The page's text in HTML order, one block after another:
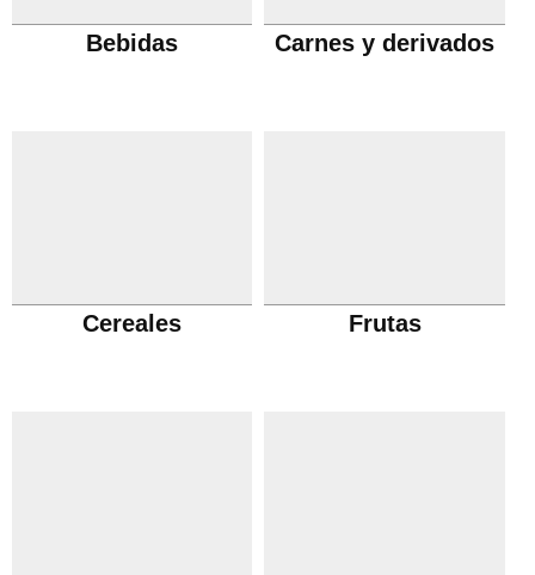
Bebidas Carnes y derivados
Cereales Frutas